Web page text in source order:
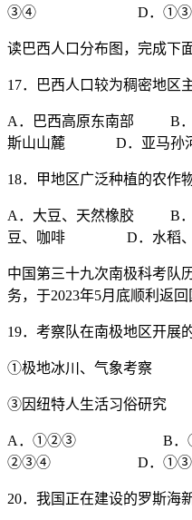
③④ D．①③
读巴西人口分布图，完成下
17．巴西人口较为稠密地区
A．巴西高原东南部 B
斯山山麓 D．亚马孙
18．甲地区广泛种植的农作
A．大豆、天然橡胶 B
豆、咖啡 D．水稻、
中国第三十九次南极科考队
务，于2023年5月底顺利返
19．考察队在南极地区开展
①极地冰川、气象考察
③因纽特人生活习俗研究
A．①②③ B
②③④ D．
20．我国正在建设的罗斯海